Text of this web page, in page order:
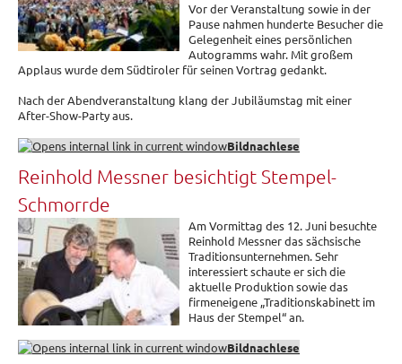
Vor der Veranstaltung sowie in der
Pause nahmen hunderte Besucher die
Gelegenheit eines persönlichen
Autogramms wahr. Mit großem
Applaus wurde dem Südtiroler für seinen Vortrag gedankt.
Nach der Abendveranstaltung klang der Jubiläumstag mit einer
After-Show-Party aus.
Bildnachlese
Reinhold Messner besichtigt Stempel-
Schmorrde
Am Vormittag des 12. Juni besuchte
Reinhold Messner das sächsische
Traditionsunternehmen. Sehr
interessiert schaute er sich die
aktuelle Produktion sowie das
firmeneigene „Traditionskabinett im
Haus der Stempel“ an.
Bildnachlese